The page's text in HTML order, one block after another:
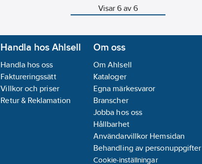
Visar 6 av 6
Handla hos Ahlsell
Handla hos oss
Faktureringssätt
Villkor och priser
Retur & Reklamation
Om oss
Om Ahlsell
Kataloger
Egna märkesvaror
Branscher
Jobba hos oss
Hållbarhet
Användarvillkor Hemsidan
Behandling av personuppgifter
Cookie-inställningar